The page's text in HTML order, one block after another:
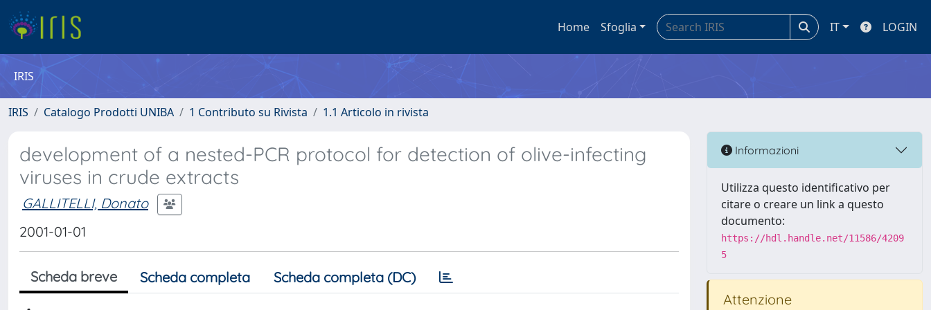
Home Sfoglia IT LOGIN
IRIS
IRIS Catalogo Prodotti UNIBA 1 Contributo su Rivista 1.1 Articolo in rivista
development of a nested-PCR protocol for detection of olive-infecting
viruses in crude extracts
GALLITELLI, Donato
2001-01-01
Scheda breve Scheda completa Scheda completa (DC)
Informazioni
Utilizza questo identificativo per
citare o creare un link a questo
documento:
https://hdl.handle.net/11586/4209
5
Attenzione